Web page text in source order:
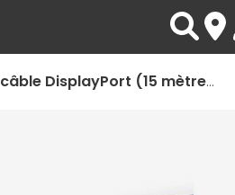
Clicktronic câble DisplayPort (15 mètres)